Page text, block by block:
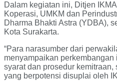
Dalam kegiatan ini, Ditjen
Koperasi, UMKM dan
Dharma Bhakti Astra (YDBA),
Kota Surakarta.
“Para narasumber dari
menyampaikan
syarat dan prosedur
yang berpotensi disuplai oleh